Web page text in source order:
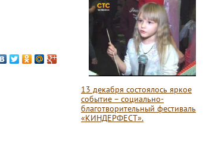
13 декабря состоялось яркое
событие – социально-
благотворительный фестиваль
«КИНДЕРФЕСТ».